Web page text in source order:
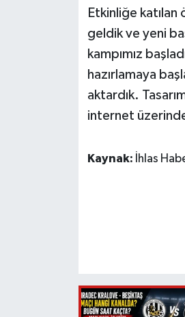
Etkinliğe
geldik ve yeni
kampımız
hazırlamaya
aktardık.
internet
Kaynak: İhlas